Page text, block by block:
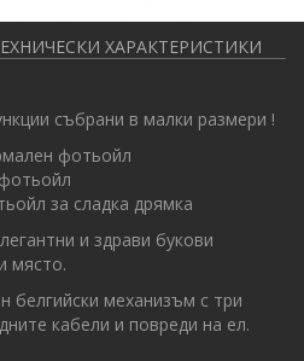
ХАРАКТЕРИСТИКИ
събрани в малки размери !
фотьойл
за сладка дрямка
и здрави букови
място.
белгийски механизъм с три
кабели и повреди на ел.